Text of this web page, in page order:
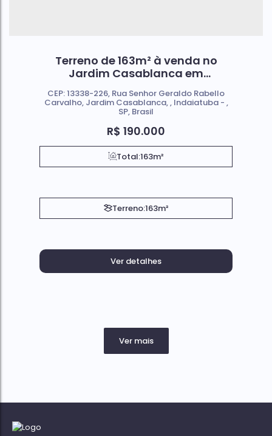
Terreno de 163m² à venda no
Jardim Casablanca em
R$ 190.000
CEP: 13338-226, Rua Senhor Geraldo Rabello
Carvalho, Jardim Casablanca , Indaiatuba ,
SP, Brasil
Total:163m²
Terreno:163m²
Ver detalhes